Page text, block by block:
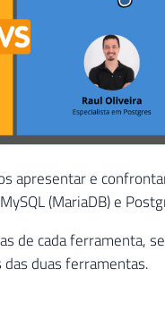
apresentar e
(MariaDB) e
de cada ferramenta,
duas ferramentas.